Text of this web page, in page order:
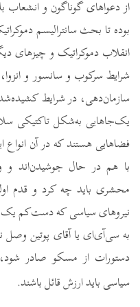
از دعواهای گوناگون و
بوده تا بحث سانترالیسم
انقلاب دموکراتیک و چیزهای
شرایط سرکوب و سانسور و
سازمان‌دهی، در شرایط
یک‌جاهایی به‌شکل تاکتیکی
فضاهایی هستند که در آن
با هم در حال جوشیدن‌اند
محشری باید چه کرد و قدم
نیروهای سیاسی که دست‌کم یک
به سی‌آی‌ای یا آقای پوتین
دستورات از مسکو صادر
سیاسی باید ارزش قائل باشند.